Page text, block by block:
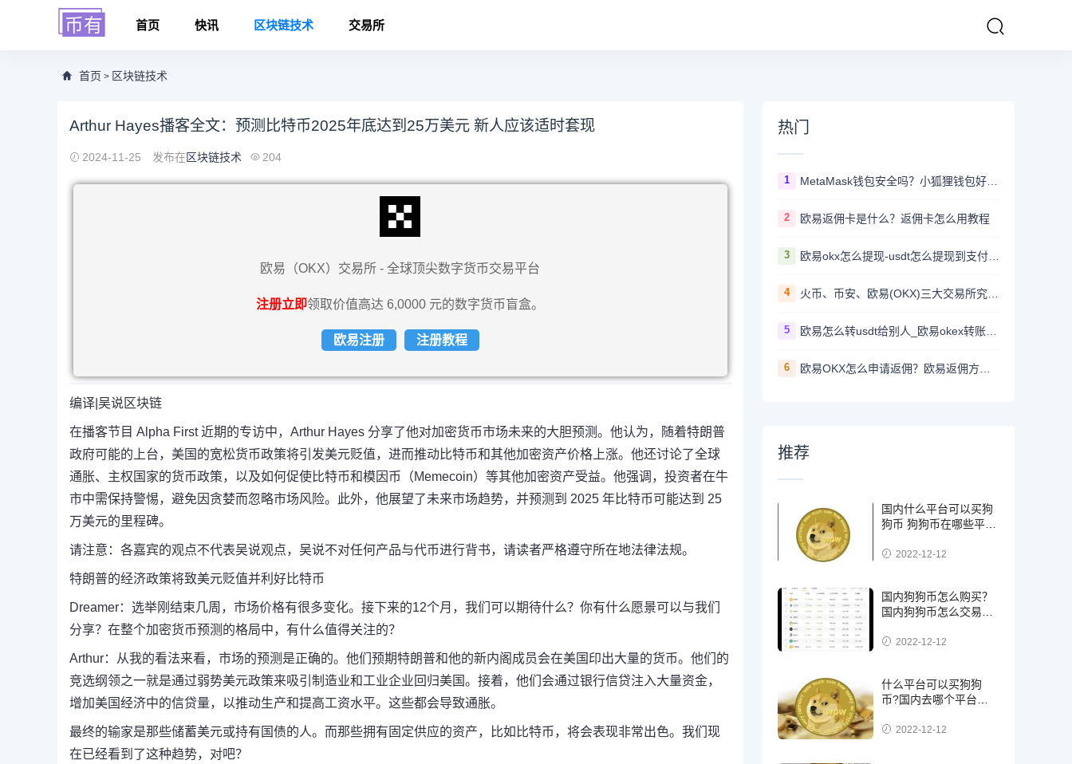
首页 快讯 区块链技术 交易所
首页 > 区块链技术
Arthur Hayes播客全文：预测比特币2025年底达到25万美元 新人应该适时套现
2024-11-25 发布在区块链技术 204
欧易（OKX）交易所 - 全球顶尖数字货币交易平台
注册立即领取价值高达 6,0000 元的数字货币盲盒。
欧易注册 注册教程
编译 吴说区块链
在播客节目 Alpha First 近期的专访中，Arthur Hayes 分享了他对加密货币市场未来的大胆预测。他认为，随着特朗普
政府可能的上台，美国的宽松货币政策将引发美元贬值，进而推动比特币和其他加密资产价格上涨。他还讨论了全球
通胀、主权国家的货币政策，以及如何促使比特币和模因币（Memecoin）等其他加密资产受益。他强调，投资者在牛
市中需保持警惕，避免因贪婪而忽略市场风险。此外，他展望了未来市场趋势，并预测到 2025 年比特币可能达到 25
万美元的里程碑。
请注意：各嘉宾的观点不代表吴说观点，吴说不对任何产品与代币进行背书，请读者严格遵守所在地法律法规。
特朗普的经济政策将致美元贬值并利好比特币
Dreamer： 选举刚结束几周，市场价格有很多变化。 接下来的12个月，我们可以期待什么？ 你有什么愿景可以与我们
分享？ 在整个加密货币预测的格局中，有什么值得关注的？
Arthur： 从我的看法来看，市场的预测是正确的。 他们预期特朗普和他的新内阁成员会在美国印出大量的货币。 他们的
竞选纲领之一就是通过弱势美元政策来吸引制造业和工业企业回归美国。 接着，他们会通过银行信贷注入大量资金，
增加美国经济中的信贷量，以推动生产和提高工资水平。 这些都会导致通胀。
最终的输家是那些储蓄美元或持有国债的人。而那些拥有固定供应的资产，比如比特币，将会表现非常出色。我们现
在已经看到了这种趋势，对吧？
热门
1 MetaMask钱包安全吗？小狐狸钱包好用吗？
2 欧易返佣卡是什么？返佣卡怎么用教程
3 欧易okx怎么提现-usdt怎么提现到支付宝教程
4 火币、币安、欧易(OKX)三大交易所究竟选哪家？
5 欧易怎么转usdt给别人_欧易okex转账usdt教程
6
推荐
国内什么平台可以买狗
狗币 狗狗币在哪些平台
2022-12-12
国内狗狗币怎么购买？
国内狗狗币怎么交易使
2022-12-12
什么平台可以买狗狗
币?国内去哪个平台买
2022-12-12